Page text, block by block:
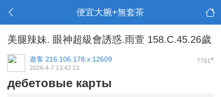
便宜大腕+無套茶
美腿辣妹. 眼神超級會誘惑.雨萱 158.C.45.26歲
7781#
遊客 216.106.178.x:12609
2026-4-7 13:42:13
дебетовые карты